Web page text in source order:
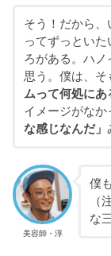
そう！だから、
ってずっといた
ろがある。ハノ
思う。僕は、そ
ムって何処にあ
イメージがなか
な感じなんだ」
美容師・淳
僕
（
な